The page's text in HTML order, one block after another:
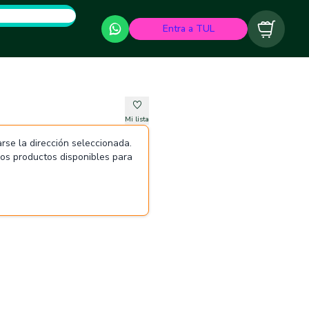
Entra a TUL Carrito
Mi lista
la dirección seleccionada.
productos disponibles para